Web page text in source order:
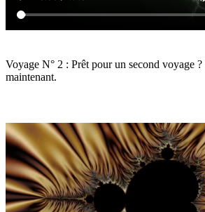
Voyage N° 2 : Prêt pour un second voyage
maintenant.